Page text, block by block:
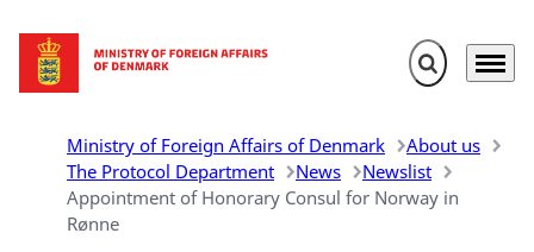
Go to frontpage Expand search
Menu
Ministry of Foreign Affairs of Denmark
About us
The Protocol Department
News
Newslist
Appointment of Honorary Consul for Norway in
Rønne